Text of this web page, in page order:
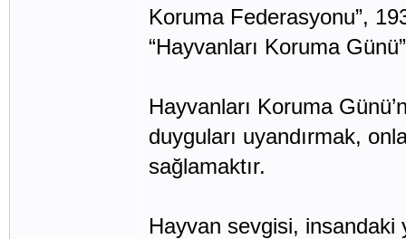
Koruma Federasyonu”,
“Hayvanları Koruma
Hayvanları Koruma
duyguları uyandırmak,
sağlamaktır.
Hayvan sevgisi, insandaki